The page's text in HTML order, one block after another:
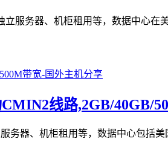
服务器、机柜租用等，数据中心
线路,2GB/40GB/
务器、机柜租用等，数据中心包括